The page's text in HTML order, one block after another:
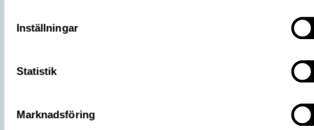
Inställningar
Statistik
Marknadsföring
https://samlingar.shm.se/object/
Mer information om licenser hos Statens historiska museer.